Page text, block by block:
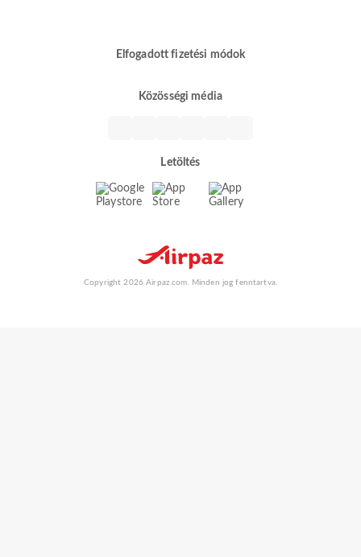
Elfogadott fizetési módok
Közösségi média
Letöltés
Copyright 2026 Airpaz.com. Minden jog fenntartva.